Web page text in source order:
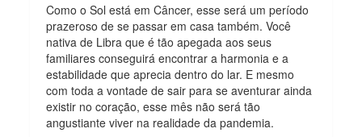
Como o Sol está em Câncer, esse será um período
prazeroso de se passar em casa também. Você
nativa de Libra que é tão apegada aos seus
familiares conseguirá encontrar a harmonia e a
estabilidade que aprecia dentro do lar. E mesmo
com toda a vontade de sair para se aventurar ainda
existir no coração, esse mês não será tão
angustiante viver na realidade da pandemia.